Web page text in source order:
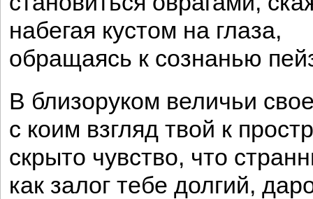
набегая кустом на глаза,
обращаясь к сознанью
В близоруком величьи
с коим взгляд твой к
скрыто чувство, что
как залог тебе долгий,